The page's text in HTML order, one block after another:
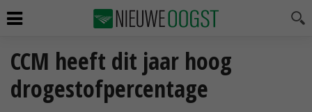
CCM heeft dit jaar hoog
drogestofpercentage